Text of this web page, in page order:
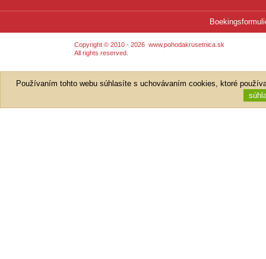
Copyright © 2010 - 2026 www.pohodakrusetnica.sk
All rights reserved.
Používaním tohto webu súhlasíte s uchovávaním cookies, ktoré